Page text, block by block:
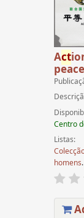
Act
peace
Centro
Listas:
homens.